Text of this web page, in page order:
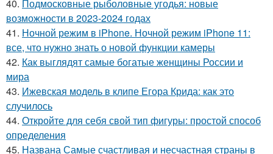
40. Подмосковные рыболовные угодья: новые
возможности в 2023-2024 годах
41. Ночной режим в iPhone. Ночной режим iPhone 11:
все, что нужно знать о новой функции камеры
42. Как выглядят самые богатые женщины России и
мира
43. Ижевская модель в клипе Егора Крида: как это
случилось
44. Откройте для себя свой тип фигуры: простой способ
определения
45. Названа Самые счастливая и несчастная страны в